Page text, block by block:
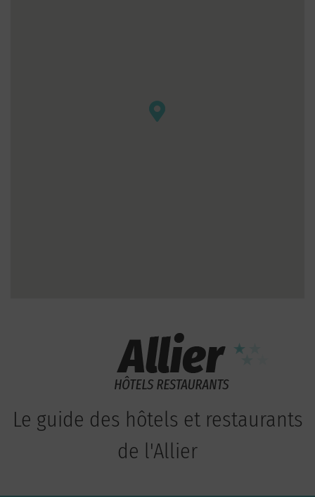
Le guide des hôtels et restaurants
de l'Allier